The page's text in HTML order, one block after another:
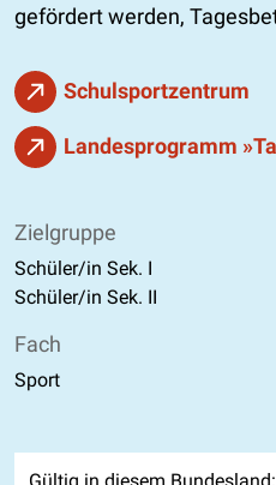
gefördert werden,
Schulsportzentrum
Landesprogramm
Zielgruppe
Schüler/in Sek. I
Schüler/in Sek. II
Fach
Sport
Gültig in diesem